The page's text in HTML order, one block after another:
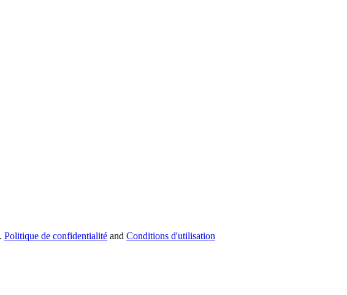
Politique de confidentialité and Conditions d'utilisation